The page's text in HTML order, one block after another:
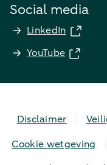
Social media
LinkedIn
YouTube
Disclaimer
Cookie wetgeving